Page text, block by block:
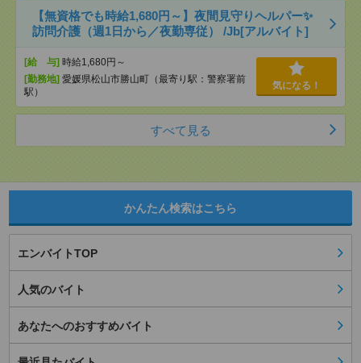
【無資格でも時給1,680円～】夜間見守りヘルパー✨
訪問介護（週1日から／夜勤専従） /Jb[アルバイト]
[給 与] 時給1,680円～
[勤務地] 愛媛県松山市勝山町（最寄り駅：警察署前
駅）
気になる！
すべて見る
かんたん検索はこちら
エンバイトTOP
人気のバイト
あなたへのおすすめバイト